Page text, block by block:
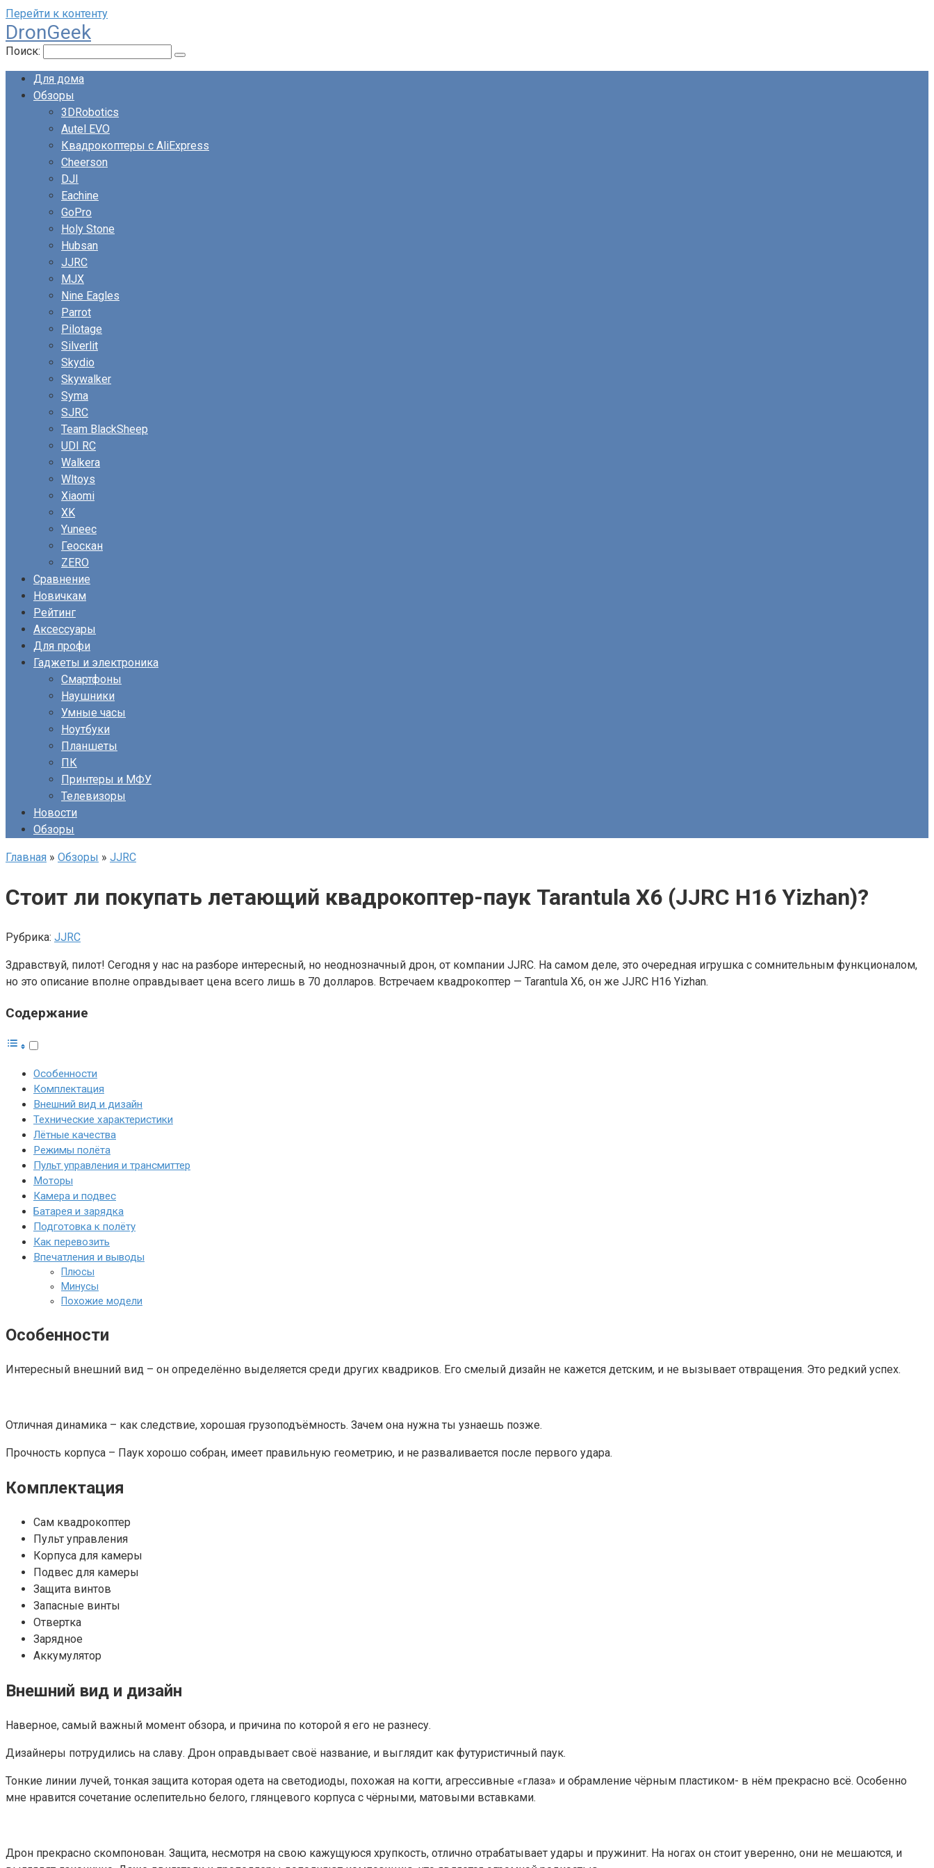
Перейти к контенту
DronGeek
Поиск:
Для дома
Обзоры
3DRobotics
Autel EVO
Квадрокоптеры с AliExpress
Cheerson
DJI
Eachine
GoPro
Holy Stone
Hubsan
JJRC
MJX
Nine Eagles
Parrot
Pilotage
Silverlit
Skydio
Skywalker
Syma
SJRC
Team BlackSheep
UDI RC
Walkera
Wltoys
Xiaomi
XK
Yuneec
Геоскан
ZERO
Сравнение
Новичкам
Рейтинг
Аксессуары
Для профи
Гаджеты и электроника
Смартфоны
Наушники
Умные часы
Ноутбуки
Планшеты
ПК
Принтеры и МФУ
Телевизоры
Новости
Обзоры
Главная » Обзоры » JJRC
Стоит ли покупать летающий квадрокоптер-паук Tarantula X6 (JJRC H16 Yizhan)?
Рубрика: JJRC
Здравствуй, пилот! Сегодня у нас на разборе интересный, но неоднозначный дрон, от компании JJRC. На самом деле, это очередная игрушка с сомнительным функционалом,
но это описание вполне оправдывает цена всего лишь в 70 долларов. Встречаем квадрокоптер — Tarantula X6, он же JJRC H16 Yizhan.
Содержание
Особенности
Комплектация
Внешний вид и дизайн
Технические характеристики
Лётные качества
Режимы полёта
Пульт управления и трансмиттер
Моторы
Камера и подвес
Батарея и зарядка
Подготовка к полёту
Как перевозить
Впечатления и выводы
Плюсы
Минусы
Похожие модели
Особенности
Интересный внешний вид – он определённо выделяется среди других квадриков. Его смелый дизайн не кажется детским, и не вызывает отвращения. Это редкий успех.
Отличная динамика – как следствие, хорошая грузоподъёмность. Зачем она нужна ты узнаешь позже.
Прочность корпуса – Паук хорошо собран, имеет правильную геометрию, и не разваливается после первого удара.
Комплектация
Сам квадрокоптер
Пульт управления
Корпуса для камеры
Подвес для камеры
Защита винтов
Запасные винты
Отвертка
Зарядное
Аккумулятор
Внешний вид и дизайн
Наверное, самый важный момент обзора, и причина по которой я его не разнесу.
Дизайнеры потрудились на славу. Дрон оправдывает своё название, и выглядит как футуристичный паук.
Тонкие линии лучей, тонкая защита которая одета на светодиоды, похожая на когти, агрессивные «глаза» и обрамление чёрным пластиком- в нём прекрасно всё. Особенно
мне нравится сочетание ослепительно белого, глянцевого корпуса с чёрными, матовыми вставками.
Дрон прекрасно скомпонован. Защита, несмотря на свою кажущуюся хрупкость, отлично отрабатывает удары и пружинит. На ногах он стоит уверенно, они не мешаются, и